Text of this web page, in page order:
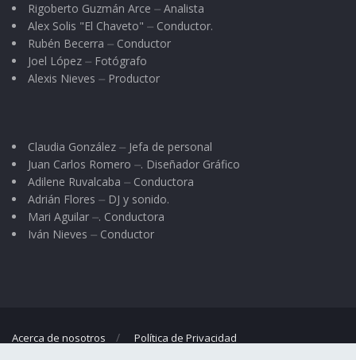
Rigoberto Guzmán Arce ⏤ Analista
Alex Solis "El Chaveto" ⏤ Conductor.
Rubén Becerra ⏤ Conductor
Joel López ⏤ Fotógrafo
Alexis Nieves ⏤ Productor
Claudia González ⏤ Jefa de personal
Juan Carlos Romero ⏤. Diseñador Gráfico
Adilene Ruvalcaba ⏤ Conductora
Adrián Flores ⏤ DJ y sonido.
Mari Aguilar ⏤. Conductora
Iván Nieves ⏤ Conductor
Acerca de nosotros Política de Privacidad